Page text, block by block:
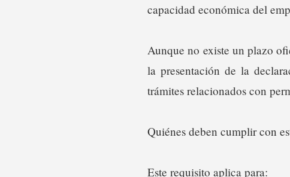
capacidad económica del
Aunque no existe un plazo
la presentación de la
trámites relacionados con
Quiénes deben cumplir con
Este requisito aplica para: